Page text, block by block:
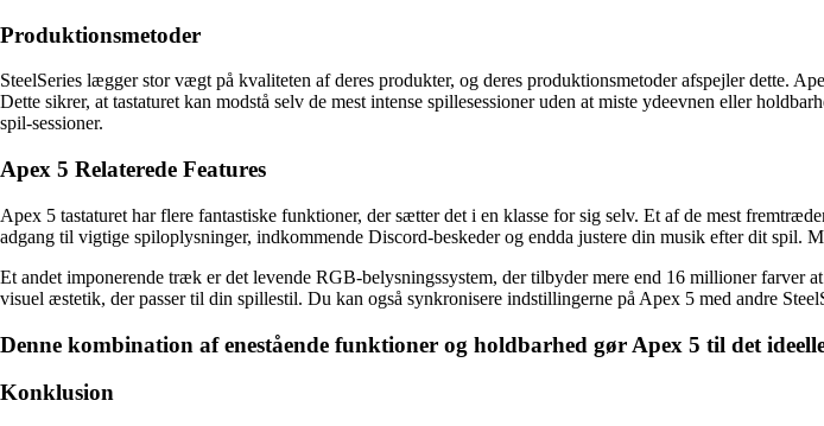
Produktionsmetoder
SteelSeries lægger stor vægt på kvaliteten af deres produkter, og deres produktionsmetoder afspejler dette.
Dette sikrer, at tastaturet kan modstå selv de mest intense spillesessioner uden at miste ydeevnen eller
spil-sessioner.
Apex 5 Relaterede Features
Apex 5 tastaturet har flere fantastiske funktioner, der sætter det i en klasse for sig selv. Et af de mest
adgang til vigtige spiloplysninger, indkommende Discord-beskeder og endda justere din musik efter dit spil.
Et andet imponerende træk er det levende RGB-belysningssystem, der tilbyder mere end 16 millioner
visuel æstetik, der passer til din spillestil. Du kan også synkronisere indstillingerne på Apex 5 med andre
Denne kombination af enestående funktioner og holdbarhed gør Apex 5 til det
Konklusion